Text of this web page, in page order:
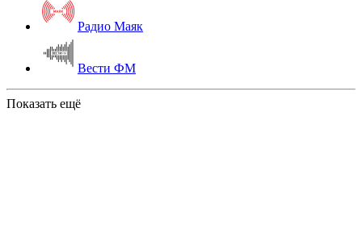
Радио Маяк
Вести ФМ
Показать ещё